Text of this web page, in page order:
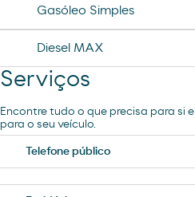
Gasóleo Simples
Diesel MAX
Serviços
Encontre tudo o que precisa para si e
para o seu veículo.
Telefone público